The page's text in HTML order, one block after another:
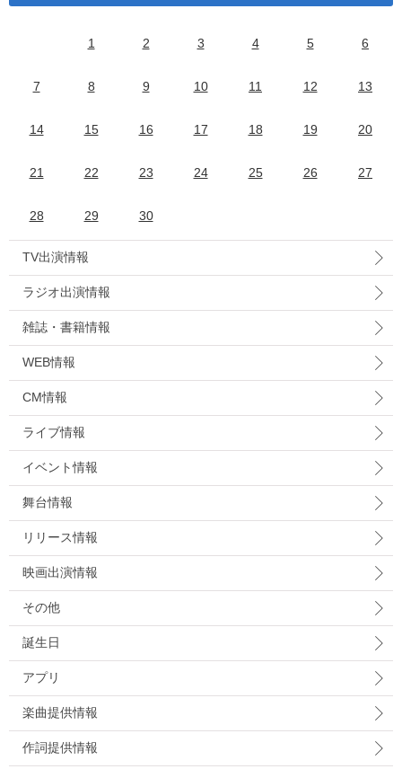
1 2 3 4 5 6
7 8 9 10 11 12 13
14 15 16 17 18 19 20
21 22 23 24 25 26 27
28 29 30
TV出演情報
ラジオ出演情報
雑誌・書籍情報
WEB情報
CM情報
ライブ情報
イベント情報
舞台情報
リリース情報
映画出演情報
その他
誕生日
アプリ
楽曲提供情報
作詞提供情報